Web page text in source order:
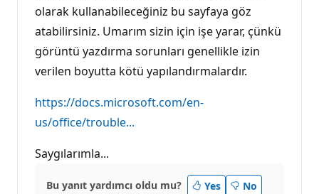
olarak kullanabileceğiniz bu sayfaya göz
atabilirsiniz. Umarım sizin için işe yarar, çünkü
görüntü yazdırma sorunları genellikle izin
verilen boyutta kötü yapılandırmalardır.
https://docs.microsoft.com/en-
us/office/trouble...
Saygılarımla...
Bu yanıt yardımcı oldu mu? Yes No